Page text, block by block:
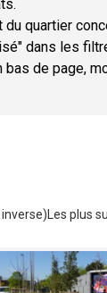
quartier
dans les
de page,
Les plus